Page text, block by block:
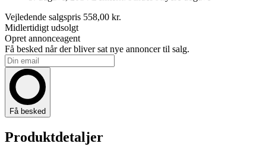
Vejledende salgspris 558,00 kr.
Midlertidigt udsolgt
Opret annonceagent
Få besked når der bliver sat nye annoncer til salg.
Få besked
Produktdetaljer